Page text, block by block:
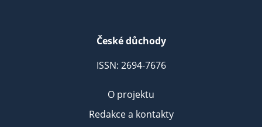
České důchody
ISSN: 2694-7676
O projektu
Redakce a kontakty